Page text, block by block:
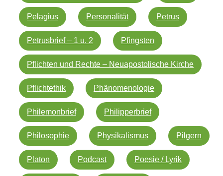
Pelagius Personalität Petrus
Petrusbrief – 1 u. 2 Pfingsten
Pflichten und Rechte – Neuapostolische Kirche
Pflichtethik Phänomenologie
Philemonbrief Philipperbrief
Philosophie Physikalismus Pilgern
Platon Podcast Poesie / Lyrik